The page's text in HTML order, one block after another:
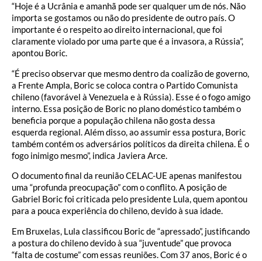
“Hoje é a Ucrânia e amanhã pode ser qualquer um de nós. Não
importa se gostamos ou não do presidente de outro país. O
importante é o respeito ao direito internacional, que foi
claramente violado por uma parte que é a invasora, a Rússia”,
apontou Boric.
“É preciso observar que mesmo dentro da coalizão de governo,
a Frente Ampla, Boric se coloca contra o Partido Comunista
chileno (favorável à Venezuela e à Rússia). Esse é o fogo amigo
interno. Essa posição de Boric no plano doméstico também o
beneficia porque a população chilena não gosta dessa
esquerda regional. Além disso, ao assumir essa postura, Boric
também contém os adversários políticos da direita chilena. É o
fogo inimigo mesmo”, indica Javiera Arce.
O documento final da reunião CELAC-UE apenas manifestou
uma “profunda preocupação” com o conflito. A posição de
Gabriel Boric foi criticada pelo presidente Lula, quem apontou
para a pouca experiência do chileno, devido à sua idade.
Em Bruxelas, Lula classificou Boric de “apressado”, justificando
a postura do chileno devido à sua “juventude” que provoca
“falta de costume” com essas reuniões. Com 37 anos, Boric é o